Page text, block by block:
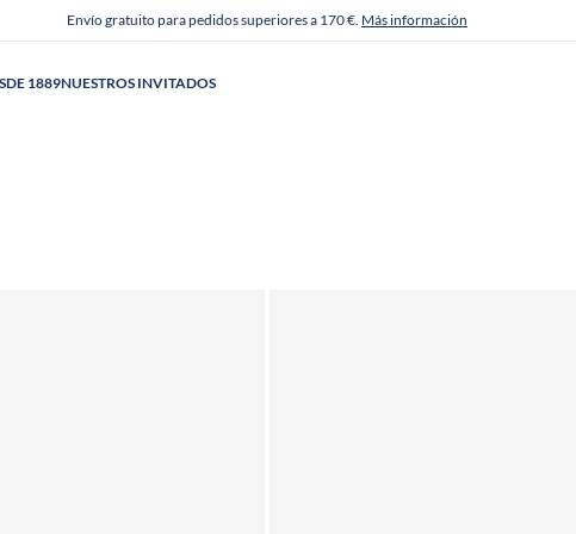
Envío gratuito para pedidos superiores a 170 €. Más información
1889NUESTROS INVITADOS